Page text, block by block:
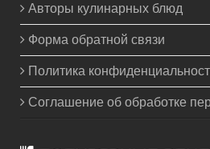
Авторы кулинарных блюд
Форма обратной связи
Политика
Соглашение об обработке